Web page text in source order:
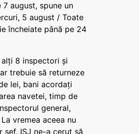
7 august, spune un
5 august / Toate
încheiate până pe 24
alți 8 inspectori și
trebuie să returneze
lei, bani acordați
navetei, timp de
general,
vremea aceea nu
șef. ISJ ne-a cerut să